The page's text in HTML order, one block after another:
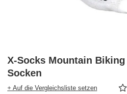
X-Socks Mountain Biking
Socken
+ Auf die Vergleichsliste setzen